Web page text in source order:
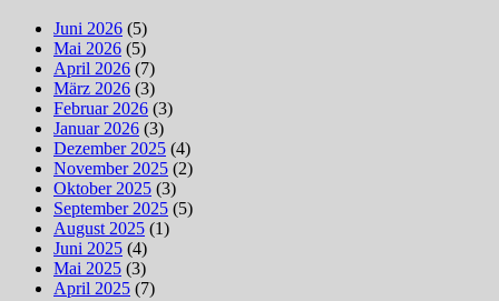
Juni 2026 (5)
Mai 2026 (5)
April 2026 (7)
März 2026 (3)
Februar 2026 (3)
Januar 2026 (3)
Dezember 2025 (4)
November 2025 (2)
Oktober 2025 (3)
September 2025 (5)
August 2025 (1)
Juni 2025 (4)
Mai 2025 (3)
April 2025 (7)